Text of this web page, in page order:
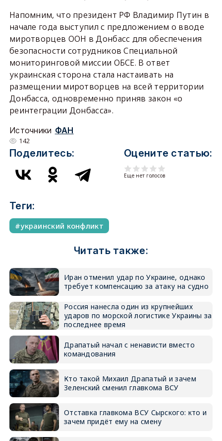
Напомним, что президент РФ Владимир Путин в
начале года выступил с предложением о вводе
миротворцев ООН в Донбасс для обеспечения
безопасности сотрудников Специальной
мониторинговой миссии ОБСЕ. В ответ
украинская сторона стала настаивать на
размещении миротворцев на всей территории
Донбасса, одновременно приняв закон «о
реинтеграции Донбасса».
Источники ФАН
142
Поделитесь: Оцените статью:
Еще нет голосов
Теги:
украинский конфликт
Читать также:
Иран отменил удар по Украине, однако
требует компенсацию за атаку на судно
Россия нанесла один из крупнейших
ударов по морской логистике Украины за
последнее время
Драпатый начал с ненависти вместо
командования
Кто такой Михаил Драпатый и зачем
Зеленский сменил главкома ВСУ
Отставка главкома ВСУ Сырского: кто и
зачем придёт ему на смену